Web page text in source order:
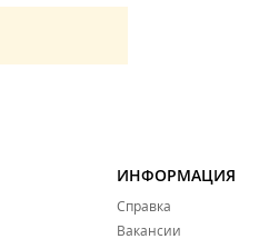
ИНФОРМАЦИЯ
Справка
Вакансии